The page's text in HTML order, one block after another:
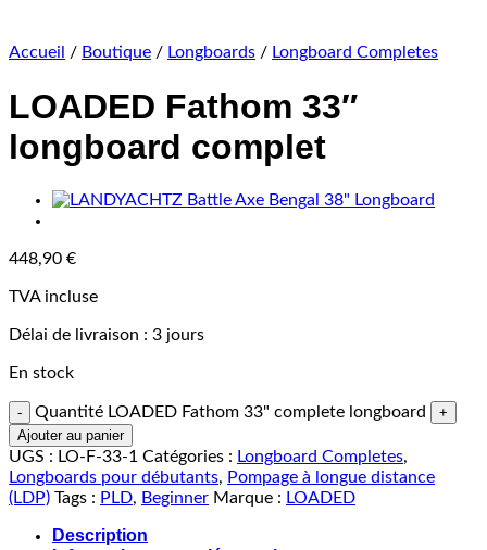
Accueil / Boutique / Longboards / Longboard Completes
LOADED Fathom 33″
longboard complet
448,90 €
TVA incluse
Délai de livraison : 3 jours
En stock
Quantité LOADED Fathom 33" complete longboard
Ajouter au panier
UGS : LO-F-33-1 Catégories : Longboard Completes,
Longboards pour débutants, Pompage à longue distance
(LDP) Tags : PLD, Beginner Marque : LOADED
Description